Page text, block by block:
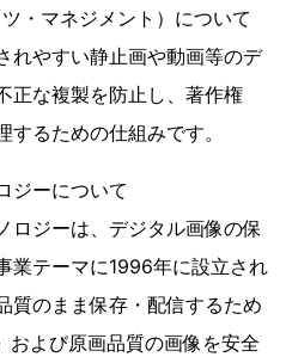
・マネジメント）について
れやすい静止画や動画等のデ
正な複製を防止し、著作権
するための仕組みです。
ジーについて
ジーは、デジタル画像の保
業テーマに1996年に設立され
質のまま保存・配信するため
および原画品質の画像を安全